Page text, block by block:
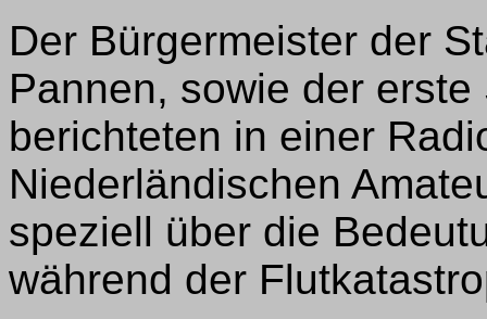
Der Bürgermeister der
Pannen, sowie der
berichteten in einer
Niederländischen
speziell über die
während der